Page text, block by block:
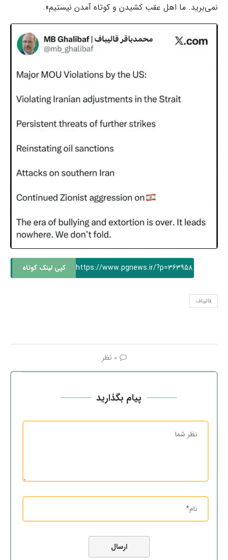
نمی‌برید. ما اهل عقب کشیدن و کوتاه آمدن نیستیم».
https://www.pgnews.ir/?p=363958 کپی لینک کوتاه
قالیباف
0 نظر
پیام بگذارید